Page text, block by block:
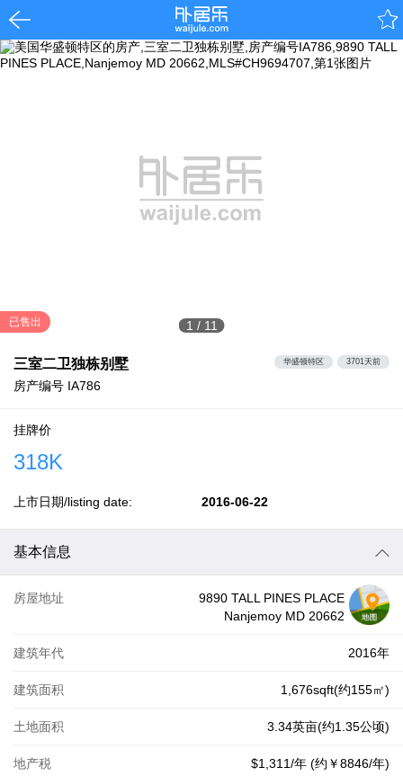
1 / 11
已售出
三室二卫独栋别墅
房产编号 IA786
华盛顿特区 3701天前
挂牌价
318K
上市日期/listing date: 2016-06-22
基本信息
房屋地址
9890 TALL PINES PLACE
Nanjemoy MD 20662
建筑年代 2016年
建筑面积 1,676sqft(约155㎡)
土地面积 3.34英亩(约1.35公顷)
地产税 $1,311/年 (约 ￥8846/年)